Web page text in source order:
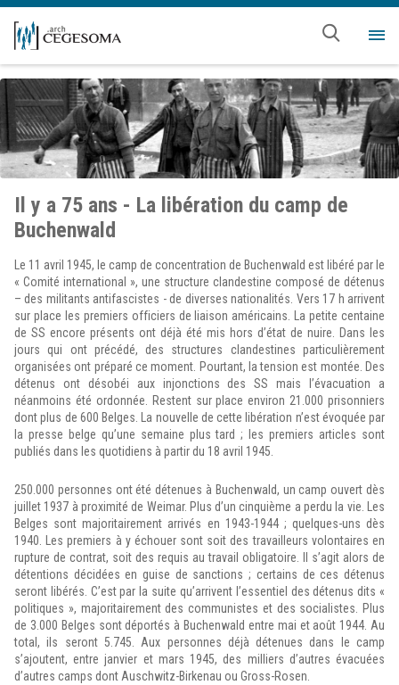
Aller au contenu principal
Il y a 75 ans - La libération du camp de
Buchenwald
Le 11 avril 1945, le camp de concentration de Buchenwald est libéré par le
« Comité international », une structure clandestine composé de détenus
– des militants antifascistes - de diverses nationalités. Vers 17 h arrivent
sur place les premiers officiers de liaison américains. La petite centaine
de SS encore présents ont déjà été mis hors d’état de nuire. Dans les
jours qui ont précédé, des structures clandestines particulièrement
organisées ont préparé ce moment. Pourtant, la tension est montée. Des
détenus ont désobéi aux injonctions des SS mais l’évacuation a
néanmoins été ordonnée. Restent sur place environ 21.000 prisonniers
dont plus de 600 Belges. La nouvelle de cette libération n’est évoquée par
la presse belge qu’une semaine plus tard ; les premiers articles sont
publiés dans les quotidiens à partir du 18 avril 1945.
250.000 personnes ont été détenues à Buchenwald, un camp ouvert dès
juillet 1937 à proximité de Weimar. Plus d’un cinquième a perdu la vie. Les
Belges sont majoritairement arrivés en 1943-1944 ; quelques-uns dès
1940. Les premiers à y échouer sont soit des travailleurs volontaires en
rupture de contrat, soit des requis au travail obligatoire. Il s’agit alors de
détentions décidées en guise de sanctions ; certains de ces détenus
seront libérés. C’est par la suite qu’arrivent l’essentiel des détenus dits «
politiques », majoritairement des communistes et des socialistes. Plus
de 3.000 Belges sont déportés à Buchenwald entre mai et août 1944. Au
total, ils seront 5.745. Aux personnes déjà détenues dans le camp
s’ajoutent, entre janvier et mars 1945, des milliers d’autres évacuées
d’autres camps dont Auschwitz-Birkenau ou Gross-Rosen.